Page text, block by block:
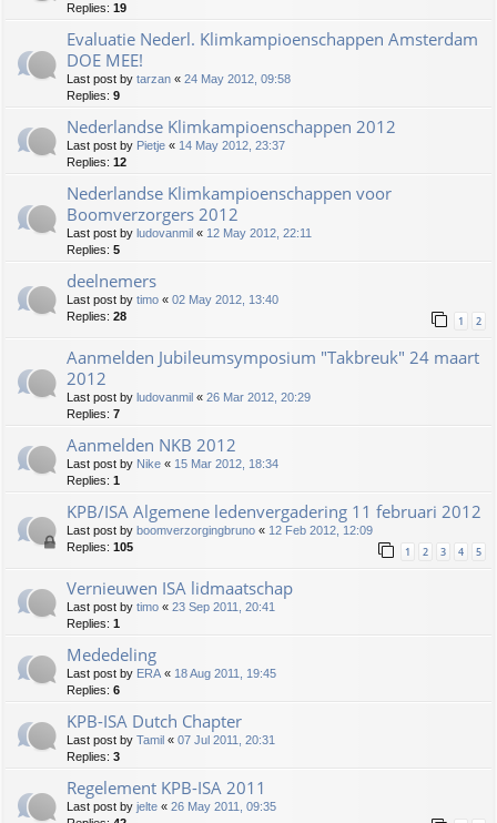
Replies: 19
Evaluatie Nederl. Klimkampioenschappen Amsterdam
DOE MEE!
Last post by tarzan « 24 May 2012, 09:58
Replies: 9
Nederlandse Klimkampioenschappen 2012
Last post by Pietje « 14 May 2012, 23:37
Replies: 12
Nederlandse Klimkampioenschappen voor
Boomverzorgers 2012
Last post by ludovanmil « 12 May 2012, 22:11
Replies: 5
deelnemers
Last post by timo « 02 May 2012, 13:40
Replies: 28 1 2
Aanmelden Jubileumsymposium "Takbreuk" 24 maart
2012
Last post by ludovanmil « 26 Mar 2012, 20:29
Replies: 7
Aanmelden NKB 2012
Last post by Nike « 15 Mar 2012, 18:34
Replies: 1
KPB/ISA Algemene ledenvergadering 11 februari 2012
Last post by boomverzorgingbruno « 12 Feb 2012, 12:09
Replies: 105 1 2 3 4 5
Vernieuwen ISA lidmaatschap
Last post by timo « 23 Sep 2011, 20:41
Replies: 1
Mededeling
Last post by ERA « 18 Aug 2011, 19:45
Replies: 6
KPB-ISA Dutch Chapter
Last post by Tamil « 07 Jul 2011, 20:31
Replies: 3
Regelement KPB-ISA 2011
Last post by jelte « 26 May 2011, 09:35